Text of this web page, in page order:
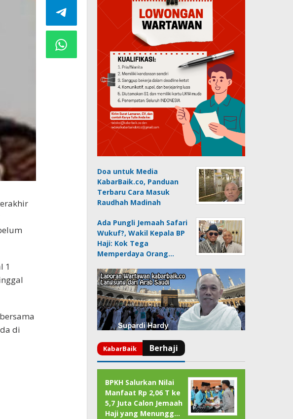
1
di
Doa untuk Media
KabarBaik.co, Panduan
Terbaru Cara Masuk
Raudhah Madinah
Ada Pungli Jemaah Safari
Wukuf?, Wakil Kepala BP
Haji: Kok Tega
Memperdaya Orang…
BPKH Salurkan Nilai
Manfaat Rp 2,06 T ke
5,7 Juta Calon Jemaah
Haji yang Menungg…